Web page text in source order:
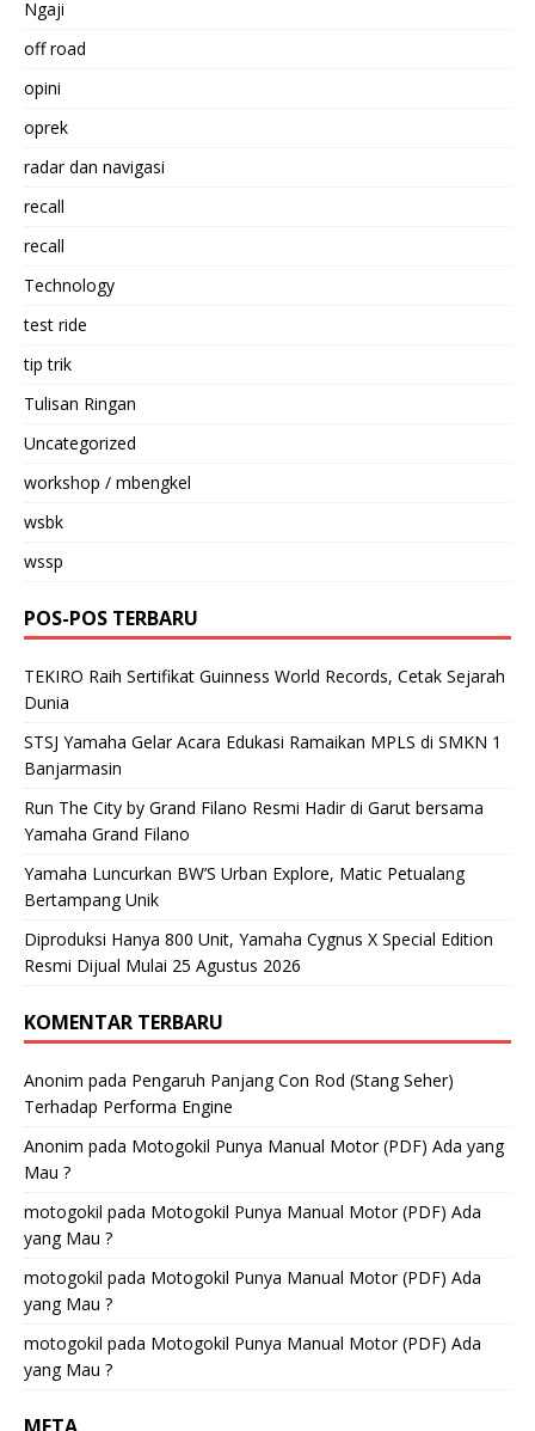
Ngaji
off road
opini
oprek
radar dan navigasi
recall
recall
Technology
test ride
tip trik
Tulisan Ringan
Uncategorized
workshop / mbengkel
wsbk
wssp
POS-POS TERBARU
TEKIRO Raih Sertifikat Guinness World Records, Cetak Sejarah
Dunia
STSJ Yamaha Gelar Acara Edukasi Ramaikan MPLS di SMKN 1
Banjarmasin
Run The City by Grand Filano Resmi Hadir di Garut bersama
Yamaha Grand Filano
Yamaha Luncurkan BW’S Urban Explore, Matic Petualang
Bertampang Unik
Diproduksi Hanya 800 Unit, Yamaha Cygnus X Special Edition
Resmi Dijual Mulai 25 Agustus 2026
KOMENTAR TERBARU
Anonim pada Pengaruh Panjang Con Rod (Stang Seher)
Terhadap Performa Engine
Anonim pada Motogokil Punya Manual Motor (PDF) Ada yang
Mau ?
motogokil pada Motogokil Punya Manual Motor (PDF) Ada
yang Mau ?
motogokil pada Motogokil Punya Manual Motor (PDF) Ada
yang Mau ?
motogokil pada Motogokil Punya Manual Motor (PDF) Ada
yang Mau ?